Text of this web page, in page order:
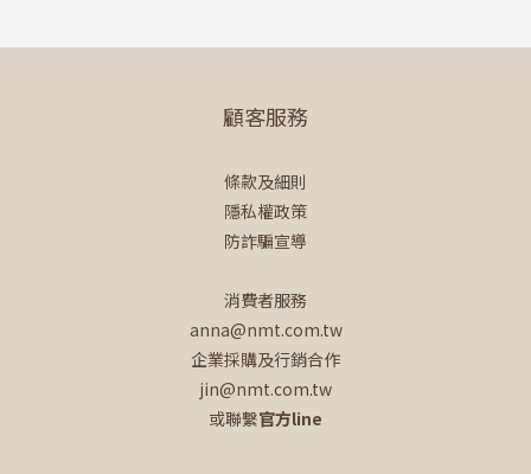
顧客服務
條款及細則
隱私權政策
防詐騙宣導
消費者服務
anna@nmt.com.tw
企業採購及行銷合作
jin@nmt.com.tw
或聯繫官方line